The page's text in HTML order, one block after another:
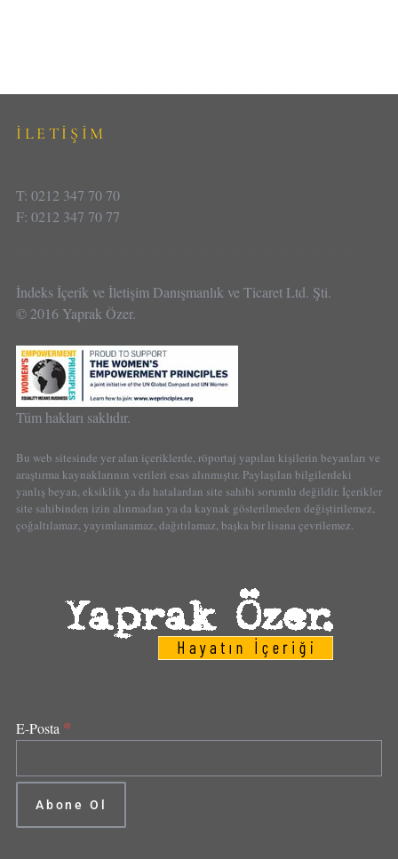
İLETİŞİM
T: 0212 347 70 70
F: 0212 347 70 77
İndeks İçerik ve İletişim Danışmanlık ve Ticaret Ltd. Şti.
© 2016 Yaprak Özer.
Tüm hakları saklıdır.
Bu web sitesinde yer alan içeriklerde, röportaj yapılan kişilerin beyanları ve
araştırma kaynaklarının verileri esas alınmıştır. Paylaşılan bilgilerdeki
yanlış beyan, eksiklik ya da hatalardan site sahibi sorumlu değildir. İçerikler
site sahibinden izin alınmadan ya da kaynak gösterilmeden değiştirilemez,
çoğaltılamaz, yayımlanamaz, dağıtılamaz, başka bir lisana çevrilemez.
E-Posta *